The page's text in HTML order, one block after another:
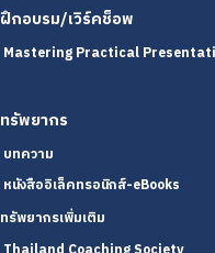
ฝึกอบรม/เวิร์คช็อพ
Mastering Practical
ทรัพยากร
บทความ
หนังสืออิเล็คทรอนิกส์-eBooks
ทรัพยากรเพิ่มเติม